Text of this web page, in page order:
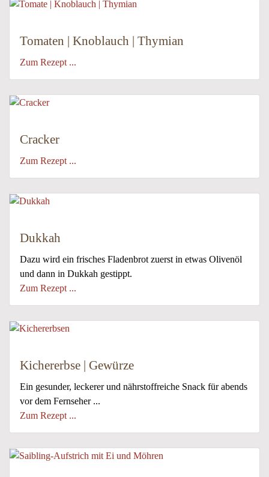
Tomaten | Knoblauch | Thymian
Zum Rezept ...
Cracker
Zum Rezept ...
Dukkah
Dazu wird ein frisches Fladenbrot zuerst in etwas Olivenöl
und dann in Dukkah gestippt.
Zum Rezept ...
Kichererbse | Gewürze
Ein gesunder, leckerer und nährstoffreiche Snack für abends
vor dem Fernseher ...
Zum Rezept ...